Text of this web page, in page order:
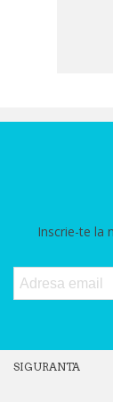
Inscrie-te la
SIGURANTA